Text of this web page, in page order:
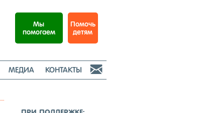
Мы
помогаем
Помочь
детям
МЕДИА КОНТАКТЫ 